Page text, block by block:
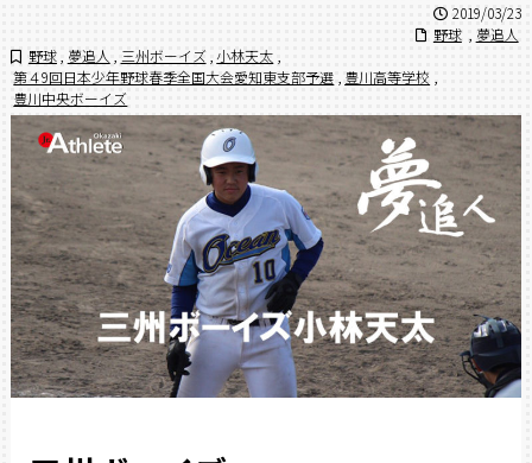
2019/03/23
野球 , 夢追人
野球 夢追人 三州ボーイズ 小林天太
第４9回日本少年野球春季全国大会愛知東支部予選 豊川高等学校 ,
豊川中央ボーイズ